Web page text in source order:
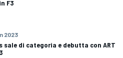
F3
2023
sale di categoria e debutta con ART